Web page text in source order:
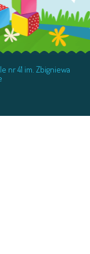
nr 41 im. Zbigniewa